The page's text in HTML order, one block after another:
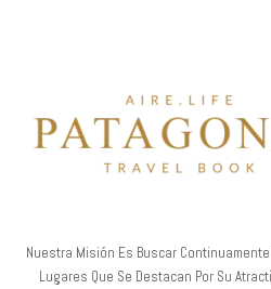
Nuestra Misión Es Buscar
Lugares Que Se Destacan Por Su